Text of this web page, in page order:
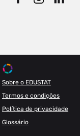
Sobre o EDUSTAT
Termos e condições
Política de privacidade
Glossário